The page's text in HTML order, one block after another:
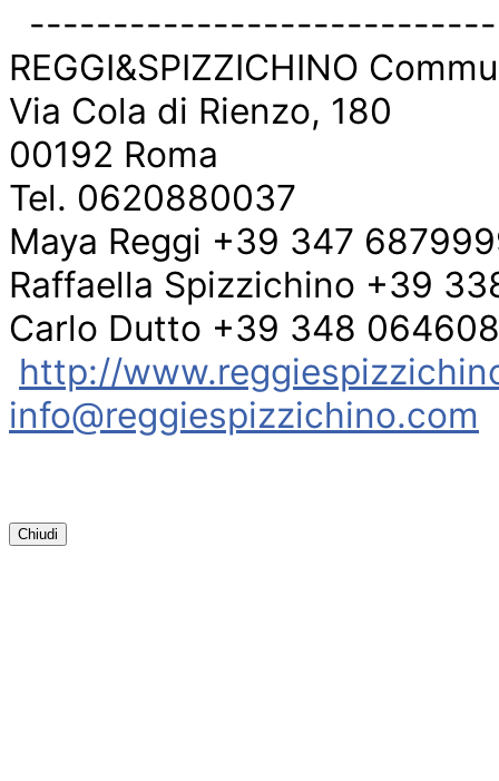
REGGI&SPIZZICHINO
Via Cola di Rienzo, 180
00192 Roma
Tel. 0620880037
Maya Reggi +39 347
Raffaella Spizzichino +39
Carlo Dutto +39 348
http://
info@reggiespizzichino.com
Chiudi